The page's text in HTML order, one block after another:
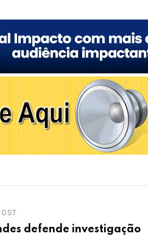
defende investigação